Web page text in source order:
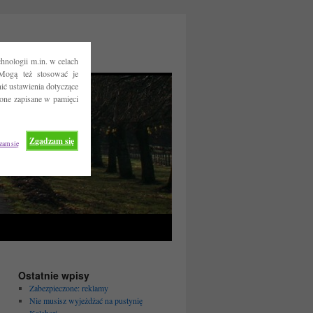
m.in. w celach
też stosować je
ustawienia dotyczące
zapisane w pamięci
Zgadzam się
się
Ostatnie wpisy
Zabezpieczone: reklamy
Nie musisz wyjeżdżać na pustynię